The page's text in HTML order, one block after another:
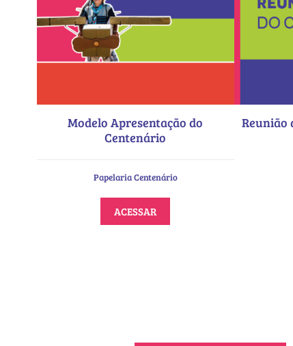
Modelo Apresentação do
Centenário
Papelaria Centenário
ACESSAR
Reunião